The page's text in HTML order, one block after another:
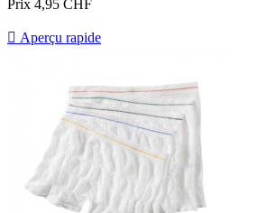
Prix 4,95 CHF
 Aperçu rapide